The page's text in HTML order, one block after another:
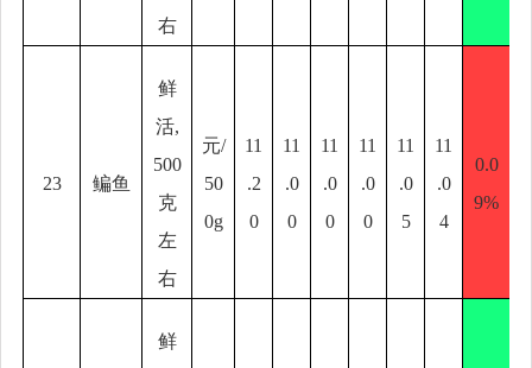
右
23 鳊鱼
鲜
活,
500
克
左
右
元/
50
0g
11
.2
0
11
.0
0
11
.0
0
11
.0
0
11
.0
5
11
.0
4
0.0
9%
鲜